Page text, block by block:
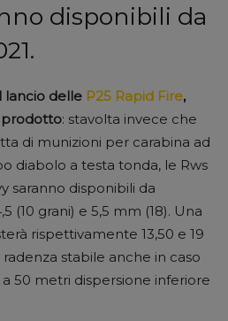
disponibili da
lancio delle P25 Rapid Fire,
: stavolta invece che
di munizioni per carabina ad
diabolo a testa tonda, le Rws
saranno disponibili da
(10 grani) e 5,5 mm (18). Una
rispettivamente 13,50 e 19
radenza stabile anche in caso
50 metri dispersione inferiore